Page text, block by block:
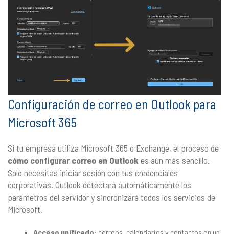
Configuración de correo en Outlook para
Microsoft 365
Si tu empresa utiliza Microsoft 365 o Exchange, el proceso de
cómo configurar correo en Outlook es aún más sencillo.
Solo necesitas iniciar sesión con tus credenciales
corporativas. Outlook detectará automáticamente los
parámetros del servidor y sincronizará todos los servicios de
Microsoft.